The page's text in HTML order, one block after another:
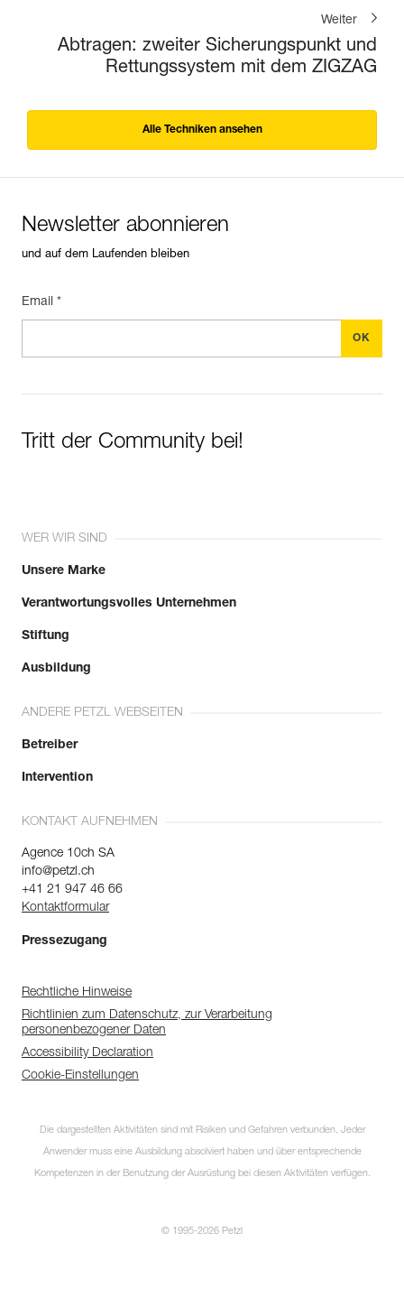
Weiter
Abtragen: zweiter Sicherungspunkt und
Rettungssystem mit dem ZIGZAG
Alle Techniken ansehen
Newsletter abonnieren
und auf dem Laufenden bleiben
Email *
Tritt der Community bei!
WER WIR SIND
Unsere Marke
Verantwortungsvolles Unternehmen
Stiftung
Ausbildung
ANDERE PETZL WEBSEITEN
Betreiber
Intervention
KONTAKT AUFNEHMEN
Agence 10ch SA
info@petzl.ch
+41 21 947 46 66
Kontaktformular
Pressezugang
Rechtliche Hinweise
Richtlinien zum Datenschutz, zur Verarbeitung
personenbezogener Daten
Accessibility Declaration
Cookie-Einstellungen
Die dargestellten Aktivitäten sind mit Risiken und Gefahren verbunden. Jeder
Anwender muss eine Ausbildung absolviert haben und über entsprechende
Kompetenzen in der Benutzung der Ausrüstung bei diesen Aktivitäten verfügen.
© 1995-2026 Petzl